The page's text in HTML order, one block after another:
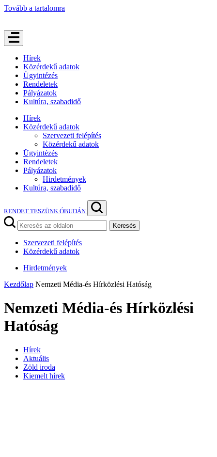
Tovább a tartalomra
Hírek
Közérdekű adatok
Ügyintézés
Rendeletek
Pályázatok
Kultúra, szabadidő
Hírek
Közérdekű adatok
Szervezeti felépítés
Közérdekű adatok
Ügyintézés
Rendeletek
Pályázatok
Hirdetmények
Kultúra, szabadidő
RENDET TESZÜNK ÓBUDÁN
Keresés
Szervezeti felépítés
Közérdekű adatok
Hirdetmények
Kezdőlap Nemzeti Média-és Hírközlési Hatóság
Nemzeti Média-és Hírközlési
Hatóság
Hírek
Aktuális
Zöld iroda
Kiemelt hírek